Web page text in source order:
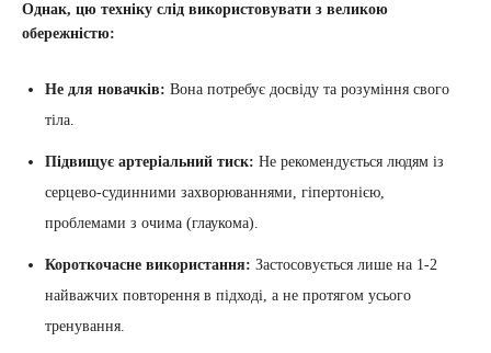
Однак, цю техніку слід використовувати з великою
обережністю:
Не для новачків: Вона потребує досвіду та розуміння свого
тіла.
Підвищує артеріальний тиск: Не рекомендується людям із
серцево-судинними захворюваннями, гіпертонією,
проблемами з очима (глаукома).
Короткочасне використання: Застосовується лише на 1-2
найважчих повторення в підході, а не протягом усього
тренування.